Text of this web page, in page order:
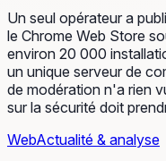
Un seul opérateur a
le Chrome Web Store
environ 20 000
un unique serveur de
de modération n'a rien
sur la sécurité doit
WebActualité & analyse